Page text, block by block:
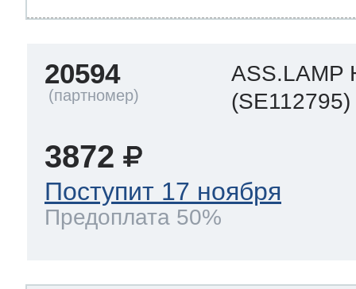
20594
ASS.LAMP
(SE112795)
3872
Поступит 17 ноября
Предоплата 50%